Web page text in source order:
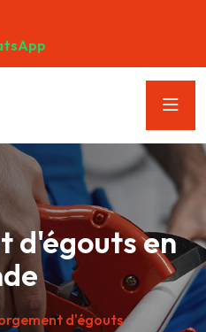
d'égouts en
d'égouts